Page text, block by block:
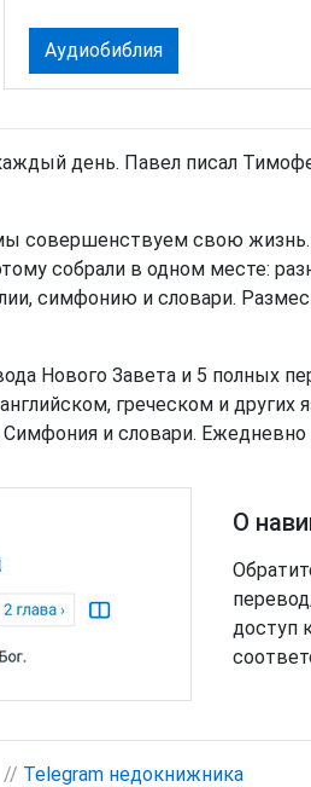
Аудиобиблия
день. Павел писал
совершенствуем свою
собрали в одном месте:
симфонию и словари.
Нового Завета и 5 полных
греческом и
и словари.
О
доступ
// Telegram недокнижника